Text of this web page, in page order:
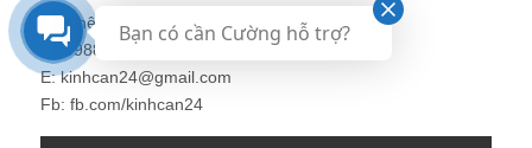
Liên hệ: Mr. Nguyễn Hùng Cường
M: 0988 833 616
E: kinhcan24@gmail.com
Fb: fb.com/kinhcan24
Bạn có cần Cường hỗ trợ?